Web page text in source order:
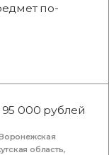
по-
95 000 рублей
область,